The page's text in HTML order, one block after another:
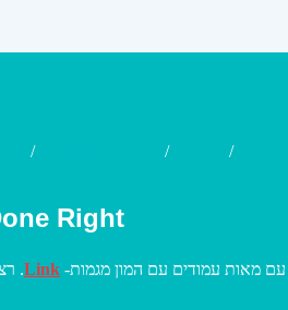
/ / /
Right
Link